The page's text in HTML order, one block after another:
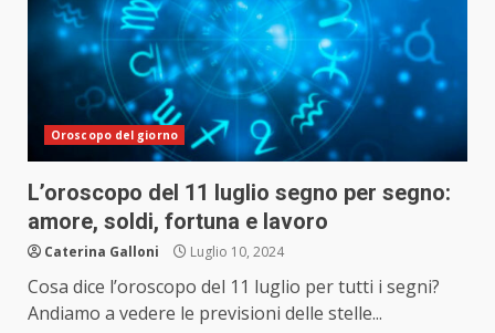
Oroscopo del giorno
L’oroscopo del 11 luglio segno per segno:
amore, soldi, fortuna e lavoro
Caterina Galloni Luglio 10, 2024
Cosa dice l’oroscopo del 11 luglio per tutti i segni?
Andiamo a vedere le previsioni delle stelle...